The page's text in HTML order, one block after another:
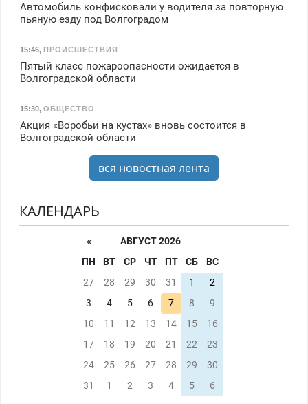
Автомобиль конфисковали у водителя за повторную
пьяную езду под Волгоградом
15:46, ПРОИСШЕСТВИЯ
Пятый класс пожароопасности ожидается в
Волгоградской области
15:30, ОБЩЕСТВО
Акция «Воробьи на кустах» вновь состоится в
Волгоградской области
вся новостная лента
КАЛЕНДАРЬ
«
АВГУСТ 2026
ПН
ВТ СР ЧТ ПТ СБ
ВС
27
28 29 30 31 1
2
3
4 5 6 7 8
9
10
11 12 13 14 15
16
17
18 19 20 21 22
23
24
25 26 27 28 29
30
31
1 2 3 4 5 6